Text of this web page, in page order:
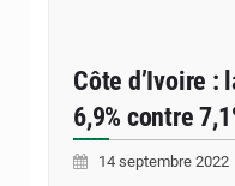
Côte d’Ivoire :
6,9% contre
14 septembre 2022